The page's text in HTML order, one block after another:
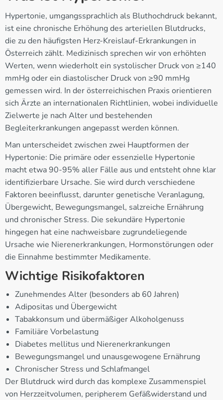
Hypertonie, umgangssprachlich als Bluthochdruck bekannt,
ist eine chronische Erhöhung des arteriellen Blutdrucks,
die zu den häufigsten Herz-Kreislauf-Erkrankungen in
Österreich zählt. Medizinisch sprechen wir von erhöhten
Werten, wenn wiederholt ein systolischer Druck von ≥140
mmHg oder ein diastolischer Druck von ≥90 mmHg
gemessen wird. In der österreichischen Praxis orientieren
sich Ärzte an internationalen Richtlinien, wobei individuelle
Zielwerte je nach Alter und bestehenden
Begleiterkrankungen angepasst werden können.
Man unterscheidet zwischen zwei Hauptformen der
Hypertonie: Die primäre oder essenzielle Hypertonie
macht etwa 90-95% aller Fälle aus und entsteht ohne klar
identifizierbare Ursache. Sie wird durch verschiedene
Faktoren beeinflusst, darunter genetische Veranlagung,
Übergewicht, Bewegungsmangel, salzreiche Ernährung
und chronischer Stress. Die sekundäre Hypertonie
hingegen hat eine nachweisbare zugrundeliegende
Ursache wie Nierenerkrankungen, Hormonstörungen oder
die Einnahme bestimmter Medikamente.
Wichtige Risikofaktoren
Zunehmendes Alter (besonders ab 60 Jahren)
Adipositas und Übergewicht
Tabakkonsum und übermäßiger Alkoholgenuss
Familiäre Vorbelastung
Diabetes mellitus und Nierenerkrankungen
Bewegungsmangel und unausgewogene Ernährung
Chronischer Stress und Schlafmangel
Der Blutdruck wird durch das komplexe Zusammenspiel
von Herzzeitvolumen, peripherem Gefäßwiderstand und